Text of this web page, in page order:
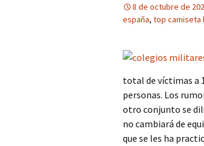
8 de octubre de
españa, top camiseta
total de víctimas a
personas. Los
otro conjunto se
no cambiará de
que se les ha